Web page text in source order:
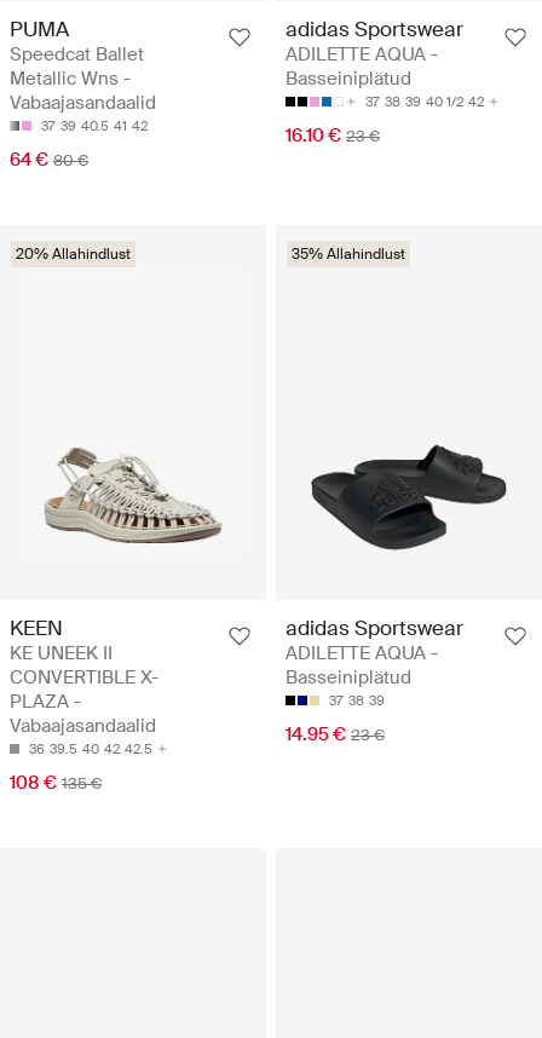
PUMA
Speedcat Ballet
Metallic Wns -
Vabaajasandaalid
37 39 40.5 41 42
64 € 80 €
adidas Sportswear
ADILETTE AQUA -
Basseiniplätud
37 38 39 40 1/2 42
16.10 € 23 €
20% Allahindlust
KEEN
KE UNEEK II
CONVERTIBLE X-
PLAZA -
Vabaajasandaalid
36 39.5 40 42 42.5
108 € 135 €
35% Allahindlust
adidas Sportswear
ADILETTE AQUA -
Basseiniplätud
37 38 39
14.95 € 23 €